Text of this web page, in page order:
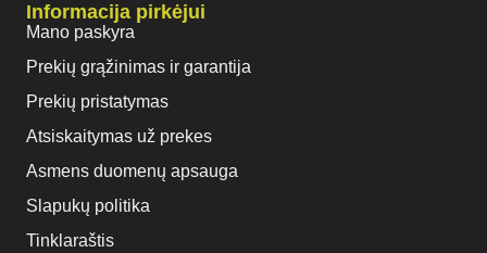
Informacija pirkėjui
Mano paskyra
Prekių grąžinimas ir garantija
Prekių pristatymas
Atsiskaitymas už prekes
Asmens duomenų apsauga
Slapukų politika
Tinklaraštis